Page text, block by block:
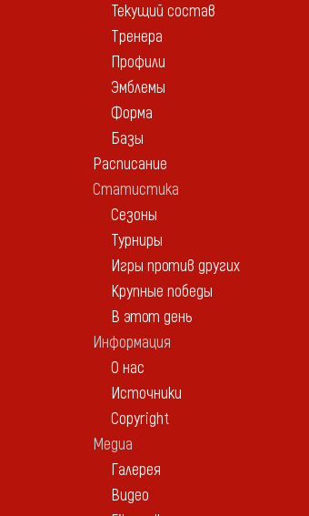
Текущий состав
Тренера
Профили
Эмблемы
Форма
Базы
Расписание
Статистика
Сезоны
Турниры
Игры против других
Крупные победы
В этот день
Информация
О нас
Источники
Copyright
Медиа
Галерея
Видео